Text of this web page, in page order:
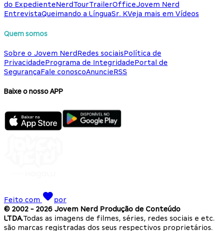
do ExpedienteNerdTourTrailerOfficeJovem Nerd
EntrevistaQueimando a LínguaSr. KVeja mais em Vídeos
Quem somos
Sobre o Jovem NerdRedes sociaisPolítica de
PrivacidadePrograma de IntegridadePortal de
SegurançaFale conoscoAnuncieRSS
Baixe o nosso APP
Feito com
por
© 2002 - 2026 Jovem Nerd Produção de Conteúdo
LTDA.Todas as imagens de filmes, séries, redes sociais e etc.
são marcas registradas dos seus respectivos proprietários.